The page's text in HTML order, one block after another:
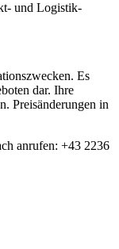
und Logistik-
Es
dar. Ihre
Preisänderungen in
anrufen: +43 2236